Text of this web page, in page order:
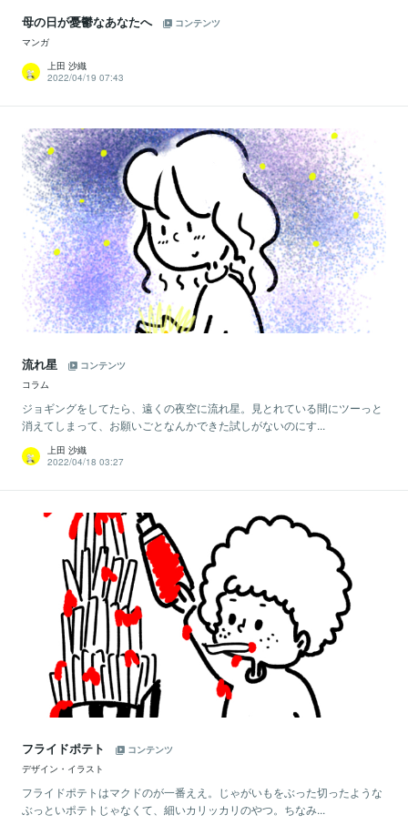
母の日が憂鬱なあなたへ
コンテンツ
マンガ
上田 沙織
2022/04/19 07:43
流れ星
コンテンツ
コラム
ジョギングをしてたら、遠くの夜空に流れ星。見とれている間にツーっと
消えてしまって、お願いごとなんかできた試しがないのにす...
上田 沙織
2022/04/18 03:27
フライドポテト
コンテンツ
デザイン・イラスト
フライドポテトはマクドのが一番ええ。じゃがいもをぶった切ったような
ぶっといポテトじゃなくて、細いカリッカリのやつ。ちなみ...